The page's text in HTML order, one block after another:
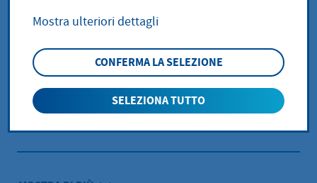
Taxenordnung (PDF
Richtlinien Umweltpreis (PDF
n
Mostra ulteriori dettagli
CONFERMA LA SELEZIONE
SELEZIONA TUTTO